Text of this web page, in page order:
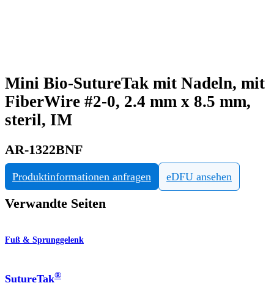
Mini Bio-SutureTak mit Nadeln, mit
FiberWire #2-0, 2.4 mm x 8.5 mm,
steril, IM
AR-1322BNF
Produktinformationen anfragen eDFU ansehen
Verwandte Seiten
Fuß & Sprunggelenk
SutureTak®